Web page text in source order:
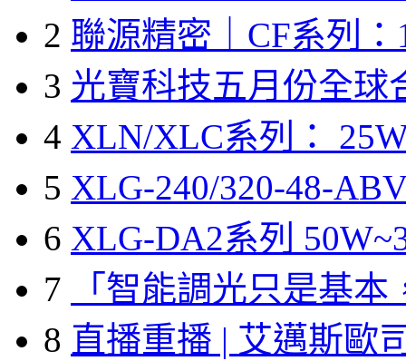
2 聯源精密｜CF系列：
3 光寶科技五月份全球
4 XLN/XLC系列：
5 XLG-240/320-48-
6 XLG-DA2系列
7
「智能調光只是基本
8 直播重播 | 艾邁斯歐